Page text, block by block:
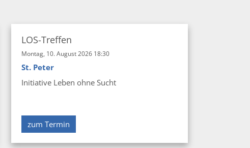
LOS-Treffen
Montag, 10. August 2026 18:30
St. Peter
Initiative Leben ohne Sucht
zum Termin